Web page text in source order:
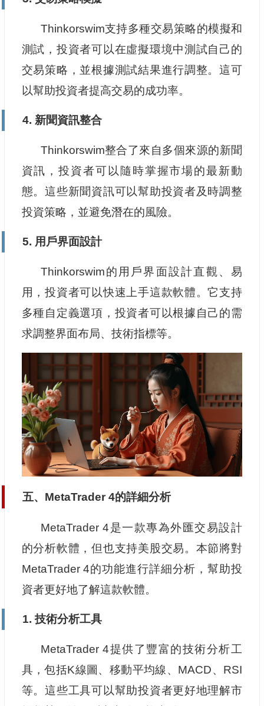
Thinkorswim支持多種交易策略的模擬和
測試，投資者可以在虛擬環境中測試自己的
交易策略，並根據測試結果進行調整。這可
以幫助投資者提高交易的成功率。
4. 新聞資訊整合
Thinkorswim整合了來自多個來源的新聞
資訊，投資者可以隨時掌握市場的最新動
態。這些新聞資訊可以幫助投資者及時調整
投資策略，並避免潛在的風險。
5. 用戶界面設計
Thinkorswim的用戶界面設計直觀、易
用，投資者可以快速上手這款軟體。它支持
多種自定義選項，投資者可以根據自己的需
求調整界面布局、技術指標等。
五、MetaTrader 4的詳細分析
MetaTrader 4是一款專為外匯交易設計
的分析軟體，但也支持美股交易。本節將對
MetaTrader 4的功能進行詳細分析，幫助投
資者更好地了解這款軟體。
1. 技術分析工具
MetaTrader 4提供了豐富的技術分析工
具，包括K線圖、移動平均線、MACD、RSI
等。這些工具可以幫助投資者更好地理解市